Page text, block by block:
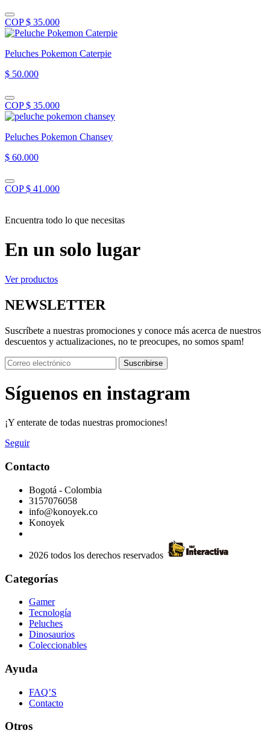
COP $ 35.000
Peluches Pokemon Caterpie
$ 50.000
COP $ 35.000
Peluches Pokemon Chansey
$ 60.000
COP $ 41.000
Encuentra todo lo que necesitas
En un solo lugar
Ver productos
NEWSLETTER
Suscríbete a nuestras promociones y conoce más acerca de nuestros
descuentos y actualizaciones, no te preocupes, no somos spam!
Suscribirse
Síguenos en instagram
¡Y enterate de todas nuestras promociones!
Seguir
Contacto
Bogotá - Colombia
3157076058
info@konoyek.co
Konoyek
2026 todos los derechos reservados
Categorías
Gamer
Tecnología
Peluches
Dinosaurios
Coleccionables
Ayuda
FAQ’S
Contacto
Otros